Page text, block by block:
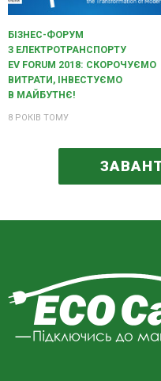
БІЗНЕС-ФОРУМ
З ЕЛЕКТРОТРАНСПОРТУ
EV FORUM 2018: СКОРОЧУЄМО
ВИТРАТИ, ІНВЕСТУЄМО
В МАЙБУТНЄ!
8 РОКІВ ТОМУ